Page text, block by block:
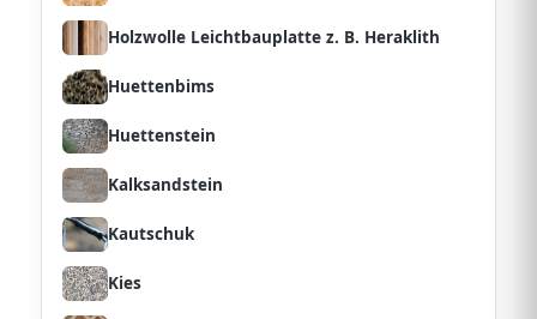
Holzwolle Leichtbauplatte z. B. Heraklith
Huettenbims
Huettenstein
Kalksandstein
Kautschuk
Kies